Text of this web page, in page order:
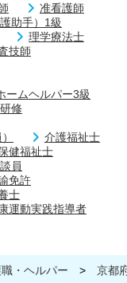
准看護師
助手）1級
理学療法士
技師
ームヘルパー3級
修
介護福祉士
健福祉士
員
免許
士
運動実践指導者
・ヘルパー > 京都